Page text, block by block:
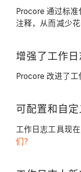
Procore 通过标
注释，从而减少
增强了工作
Procore 改进了
可配置和自
工作日志工具现
们？